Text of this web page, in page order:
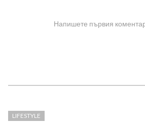
Напишете първия
LIFESTYLE